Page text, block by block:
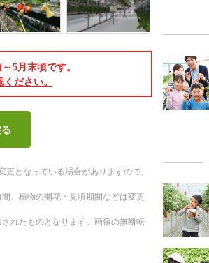
5月末頃です。
ださい。
となっている場合がありますので、
、植物の開花・見頃期間などは変更
れたものとなります。画像の無断転